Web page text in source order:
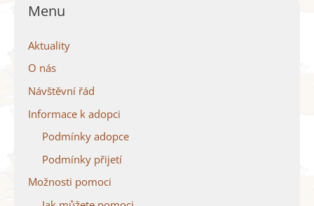
Menu
Aktuality
O nás
Návštěvní řád
Informace k adopci
Podmínky adopce
Podmínky přijetí
Možnosti pomoci